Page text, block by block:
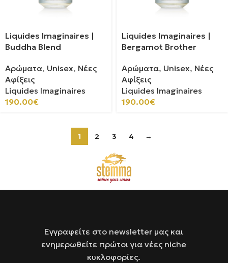
Liquides Imaginaires |
Buddha Blend
Αρώματα, Unisex, Νέες
Αφίξεις
Liquides Imaginaires
190.00€
Liquides Imaginaires |
Bergamot Brother
Αρώματα, Unisex, Νέες
Αφίξεις
Liquides Imaginaires
190.00€
1 2 3 4 →
Εγγραφείτε στο newsletter μας και
ενημερωθείτε πρώτοι για νέες niche
κυκλοφορίες.